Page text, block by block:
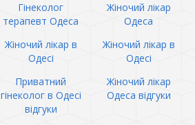
Гінеколог
терапевт Одеса
Жіночий лікар
Одеса
Жіночий лікар в
Одесі
Жіночий лікар в
Одесі
Приватний
гінеколог в Одесі
відгуки
Жіночий лікар
Одеса відгуки